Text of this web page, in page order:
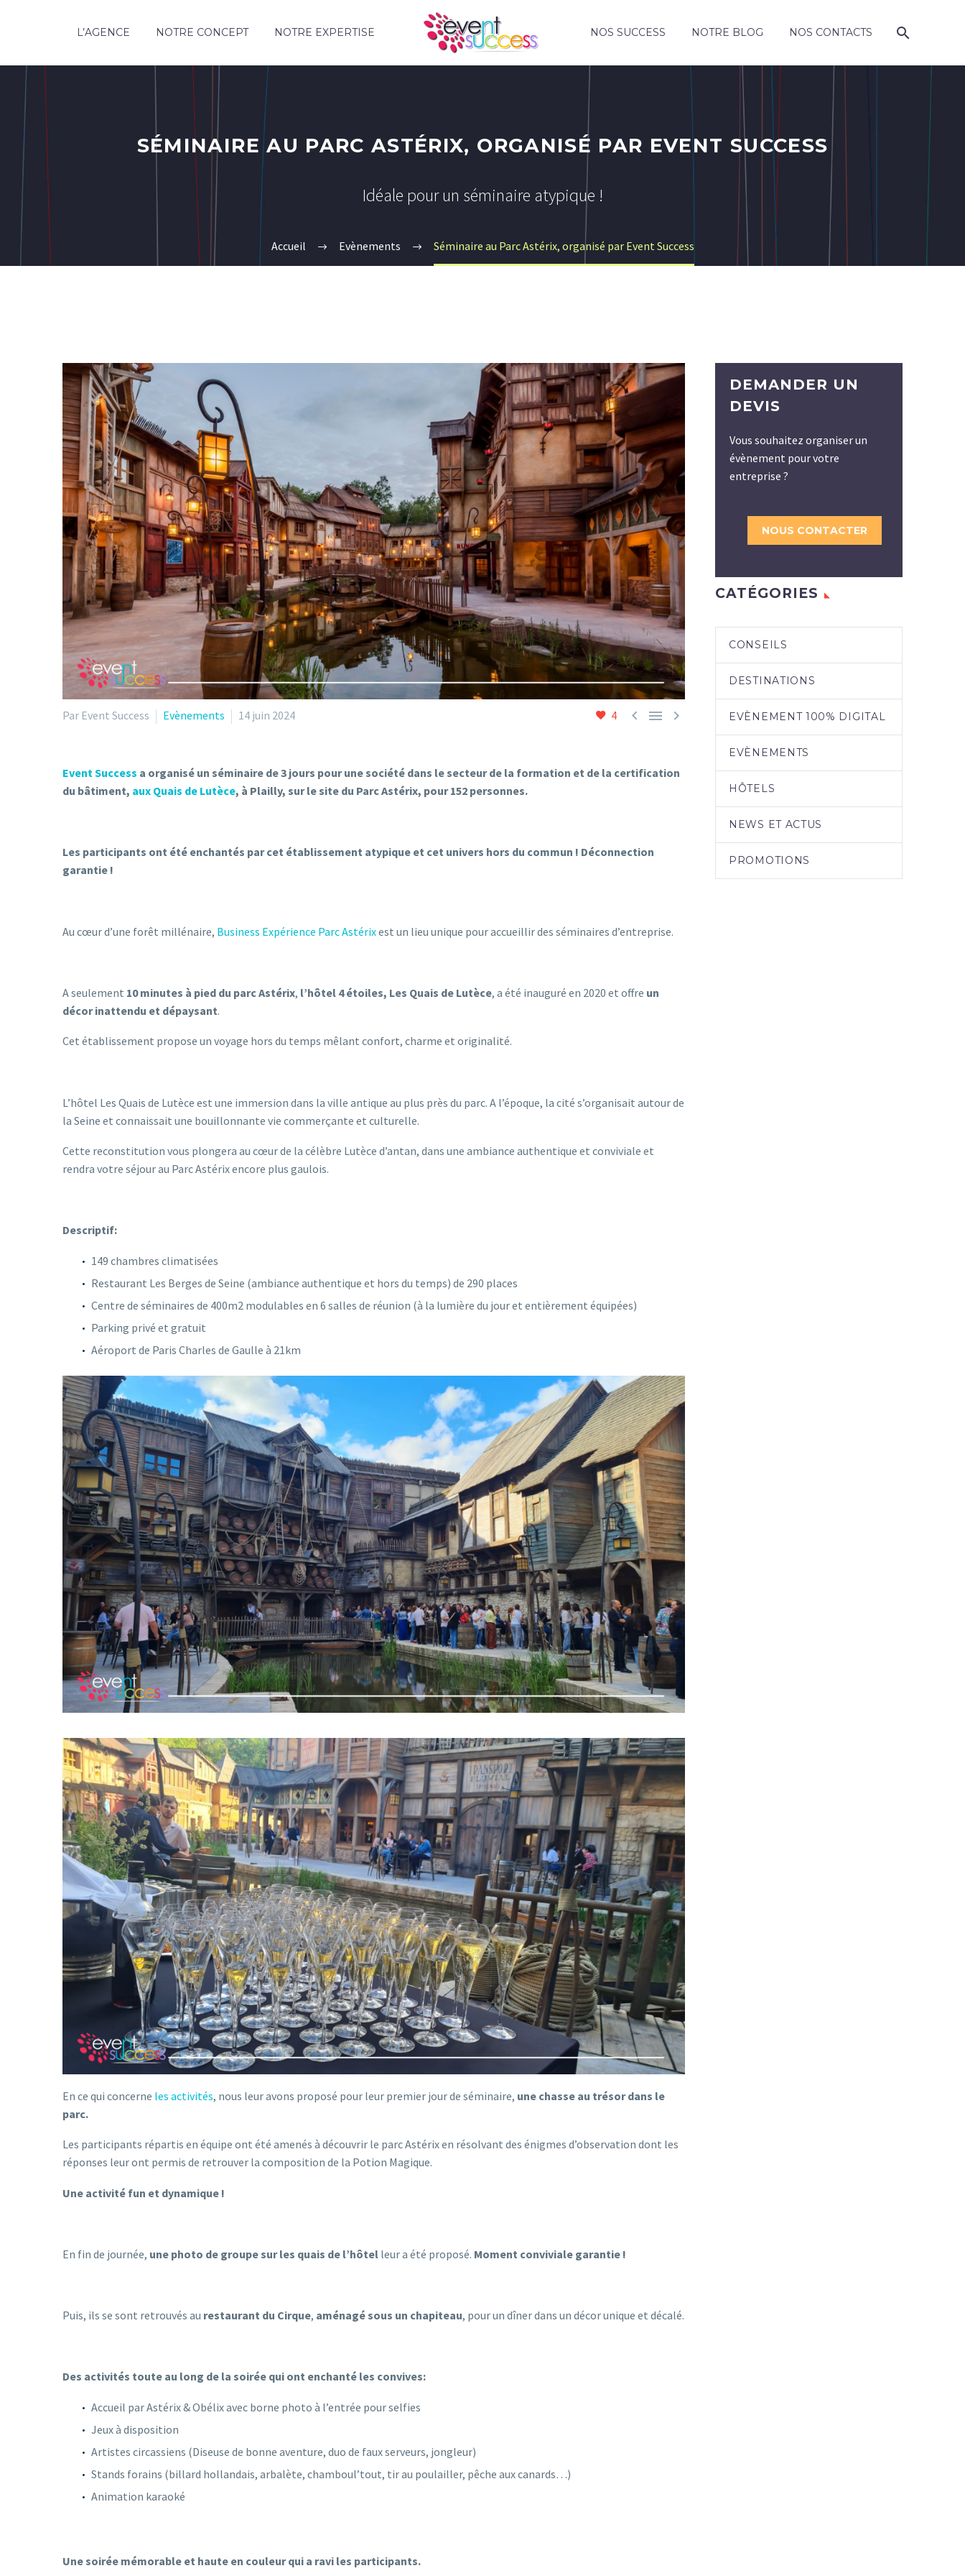
L’AGENCE NOTRE CONCEPT NOTRE EXPERTISE NOS SUCCESS NOTRE BLOG NOS CONTACTS
SÉMINAIRE AU PARC ASTÉRIX, ORGANISÉ PAR EVENT SUCCESS
Idéale pour un séminaire atypique !
Accueil Evènements Séminaire au Parc Astérix, organisé par Event Success
4   
Par Event Success Evènements 14 juin 2024
Event Success a organisé un séminaire de 3 jours pour une société dans le secteur de la formation et de la certification
du bâtiment, aux Quais de Lutèce, à Plailly, sur le site du Parc Astérix, pour 152 personnes.
Les participants ont été enchantés par cet établissement atypique et cet univers hors du commun ! Déconnection
garantie !
Au cœur d’une forêt millénaire, Business Expérience Parc Astérixest un lieu unique pour accueillir des séminaires d’entreprise.
A seulement 10 minutes à pied du parc Astérix, l’hôtel 4 étoiles, Les Quais de Lutèce, a été inauguré en 2020 et offre un
décor inattendu et dépaysant.
Cet établissement propose un voyage hors du temps mêlant confort, charme et originalité.
L’hôtel Les Quais de Lutèce est une immersion dans la ville antique au plus près du parc. A l’époque, la cité s’organisait autour de
la Seine et connaissait une bouillonnante vie commerçante et culturelle.
Cette reconstitution vous plongera au cœur de la célèbre Lutèce d’antan, dans une ambiance authentique et conviviale et
rendra votre séjour au Parc Astérix encore plus gaulois.
Descriptif:
149 chambres climatisées
Restaurant Les Berges de Seine (ambiance authentique et hors du temps) de 290 places
Centre de séminaires de 400m2 modulables en 6 salles de réunion (à la lumière du jour et entièrement équipées)
Parking privé et gratuit
Aéroport de Paris Charles de Gaulle à 21km
En ce qui concerne les activités, nous leur avons proposé pour leur premier jour de séminaire, une chasse au trésor dans le
parc.
Les participants répartis en équipe ont été amenés à découvrir le parc Astérix en résolvant des énigmes d’observation dont les
réponses leur ont permis de retrouver la composition de la Potion Magique.
Une activité fun et dynamique !
En fin de journée, une photo de groupe sur les quais de l’hôtel leur a été proposé. Moment conviviale garantie !
Puis, ils se sont retrouvés au restaurant du Cirque, aménagé sous un chapiteau, pour un dîner dans un décor unique et décalé.
Des activités toute au long de la soirée qui ont enchanté les convives:
Accueil par Astérix & Obélix avec borne photo à l’entrée pour selfies
Jeux à disposition
Artistes circassiens (Diseuse de bonne aventure, duo de faux serveurs, jongleur)
Stands forains (billard hollandais, arbalète, chamboul’tout, tir au poulailler, pêche aux canards…)
Animation karaoké
Une soirée mémorable et haute en couleur qui a ravi les participants.
DEMANDER UN
DEVIS
Vous souhaitez organiser un
évènement pour votre
entreprise ?
NOUS CONTACTER
CATÉGORIES
CONSEILS
DESTINATIONS
EVÈNEMENT 100% DIGITAL
EVÈNEMENTS
HÔTELS
NEWS ET ACTUS
PROMOTIONS